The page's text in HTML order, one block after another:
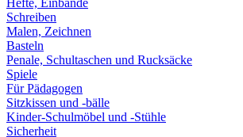
Hefte, Einbände
Schreiben
Malen, Zeichnen
Basteln
Penale, Schultaschen und Rucksäcke
Spiele
Für Pädagogen
Sitzkissen und -bälle
Kinder-Schulmöbel und -Stühle
Sicherheit